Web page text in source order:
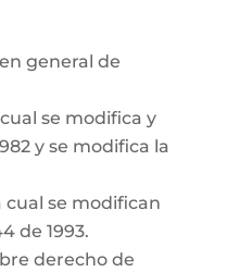
general de
se modifica y
y se modifica la
cual se modifican
de 1993.
derecho de